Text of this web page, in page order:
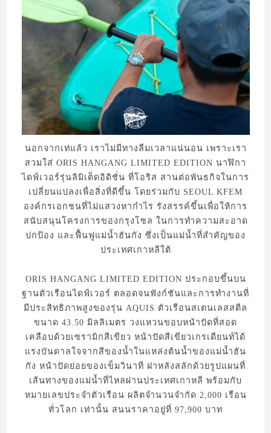
นอกจากเท่แล้ว เราไม่มีทางลืมเวลาแน่นอน เพราะเรา
สวมใส่ ORIS HANGANG LIMITED EDITION นาฬิกา
ไดฟ์เวอร์รุ่นลิมิเต็ดอิดิชั่น ที่โอริส สานต่อพันธกิจในการ
เปลี่ยนแปลงเพื่อสิ่งที่ดีขึ้น โดยร่วมกับ SEOUL KFEM
องค์กรเอกชนที่ไม่แสวงหากำไร รังสรรค์ขึ้นเพื่อให้การ
สนับสนุนโครงการของกรุงโซล ในการทำความสะอาด
ปกป้อง และฟื้นฟูแม่น้ำฮันกัง ซึ่งเป็นแม่น้ำที่สำคัญของ
ประเทศเกาหลีใต้
ORIS HANGANG LIMITED EDITION ประกอบขึ้นบน
ฐานตัวเรือนไดฟ์เวอร์ ตลอดจนฟังก์ชันและการทำงานที่
มีประสิทธิภาพสูงของรุ่น AQUIS ตัวเรือนสเตนเลสสตีล
ขนาด 43.50 มิลลิเมตร วงแหวนขอบหน้าปัดที่สอด
เคลือบด้วยเซรามิกสีเขียว หน้าปัดสีเขียวเกรเดียนท์ได้
แรงบันดาลใจจากสีของน้ำในแหล่งต้นน้ำของแม่น้ำฮัน
กัง หน้าปัดย่อยของเข็มวินาที ฝาหลังสลักด้วยรูปแผนที่
เส้นทางของแม่น้ำที่ไหลผ่านประเทศเกาหลี พร้อมกับ
หมายเลขประจำตัวเรือน ผลิตจำนวนจำกัด 2,000 เรือน
ทั่วโลก เท่านั้น สนนราคาอยู่ที่ 97,900 บาท